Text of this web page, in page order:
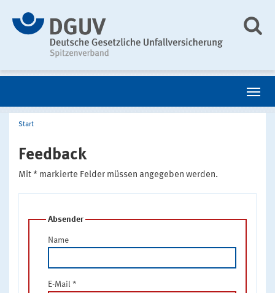
Start
Feedback
Mit * markierte Felder müssen angegeben werden.
Absender
Name
E-Mail *